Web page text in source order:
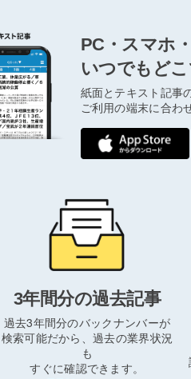
PC・スマホ
いつでもど
紙面とテキスト記事
ご利用の端末に合わ
3年間分の過去記事
過去3年間分のバックナンバーが
検索可能だから、過去の業界状況
も
すぐに確認できます。